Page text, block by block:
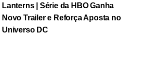
Lanterns | Série da HBO Ganha
Novo Trailer e Reforça Aposta no
Universo DC